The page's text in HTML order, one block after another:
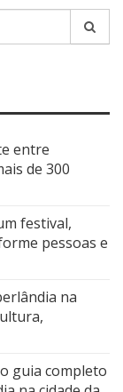
entre
de 300
festival,
pessoas e
na
guia completo